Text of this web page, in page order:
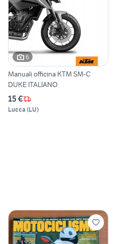
6
Manuali officina KTM SM-C
DUKE ITALIANO
15 €
Lucca (LU)